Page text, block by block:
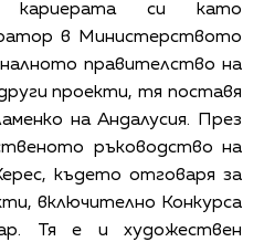
кариерата си като
в Министерството
правителство на
проекти, тя поставя
на Андалусия. През
ръководство на
където отговаря за
включително Конкурса
Тя е и художествен